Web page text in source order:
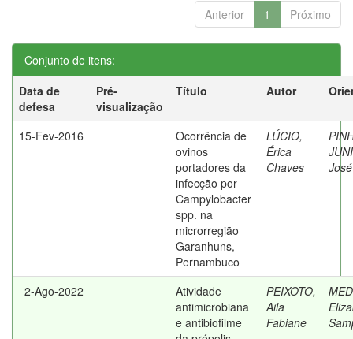
Anterior 1 Próximo
Conjunto de itens:
Data de
defesa
Pré-
visualização
Título Autor
15-Fev-2016
Ocorrência de
ovinos
portadores da
infecção por
Campylobacter
spp. na
microrregião
Garanhuns,
Pernambuco
LÚCIO,
Érica
Chaves
2-Ago-2022
Atividade
antimicrobiana
e antibiofilme
PEIXOTO,
Aila
Fabiane